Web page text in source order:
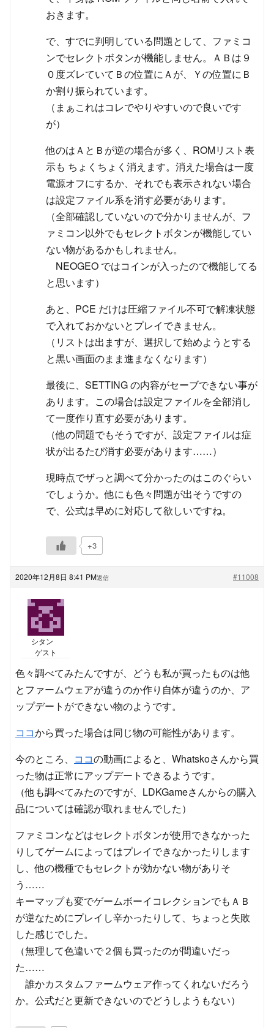
おきます。
で、すでに判明している問題として、ファミコ
ンでセレクトボタンが機能しません。ＡＢは９
０度ズレていてＢの位置にＡが、Ｙの位置にＢ
か割り振られています。
（まぁこれはコレでやりやすいので良いです
が）
他のはＡとＢが逆の場合が多く、ROMリスト表
示も ちょくちょく消えます。消えた場合は一度
電源オフにするか、それでも表示されない場合
は設定ファイル系を消す必要があります。
（全部確認していないので分かりませんが、フ
ァミコン以外でもセレクトボタンが機能してい
ない物があるかもしれません。
NEOGEO ではコインが入ったので機能してる
と思います）
あと、PCE だけは圧縮ファイル不可で解凍状態
で入れておかないとプレイできません。
（リストは出ますが、選択して始めようとする
と黒い画面のまま進まなくなります）
最後に、SETTING の内容がセーブできない事が
あります。この場合は設定ファイルを全部消し
て一度作り直す必要があります。
（他の問題でもそうですが、設定ファイルは症
状が出るたび消す必要があります……）
現時点でザっと調べて分かったのはこのぐらい
でしょうか。他にも色々問題が出そうですの
で、公式は早めに対応して欲しいですね。
+3
2020年12月8日 8:41 PM #11008
返信
シタン
ゲスト
色々調べてみたんですが、どうも私が買ったものは他
とファームウェアが違うのか作り自体が違うのか、ア
ップデートができない物のようです。
ココから買った場合は同じ物の可能性があります。
今のところ、 ココの動画によると、Whatskoさんから買
った物は正常にアップデートできるようです。
（他も調べてみたのですが、LDKGameさんからの購入
品については確認が取れませんでした）
ファミコンなどはセレクトボタンが使用できなかった
りしてゲームによってはプレイできなかったりします
し、他の機種でもセレクトが効かない物がありそ
う……
キーマップも変でゲームボーイコレクションでもＡＢ
が逆なためにプレイし辛かったりして、ちょっと失敗
した感じでした。
（無理して色違いで２個も買ったのが間違いだっ
た……
誰かカスタムファームウェア作ってくれないだろう
か。公式だと更新できないのでどうしようもない）